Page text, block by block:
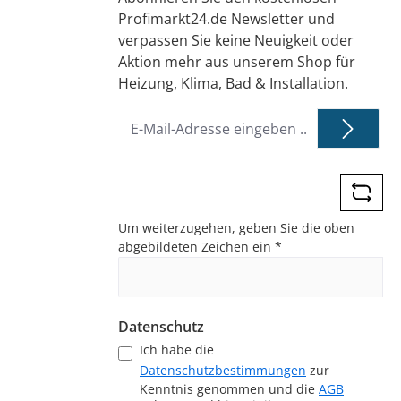
Profimarkt24.de Newsletter und
verpassen Sie keine Neuigkeit oder
Aktion mehr aus unserem Shop für
Heizung, Klima, Bad & Installation.
Mail-
Um weiterzugehen, geben Sie die oben
abgebildeten Zeichen ein *
Datenschutz
Ich habe die
Datenschutzbestimmungen zur
Kenntnis genommen und die AGB